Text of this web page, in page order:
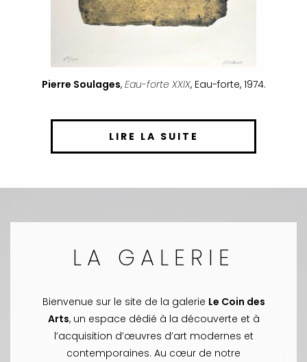
Pierre Soulages, Eau-forte XXIX, Eau-forte, 1974.
LIRE LA SUITE
LA GALERIE
Bienvenue sur le site de la galerie Le Coin des
Arts, un espace dédié à la découverte et à
l’acquisition d’œuvres d’art modernes et
contemporaines. Au cœur de notre